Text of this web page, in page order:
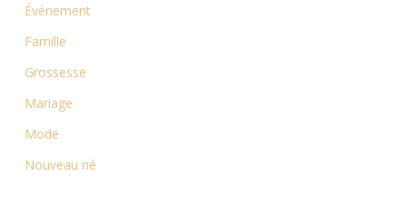
Événement
Famille
Grossesse
Mariage
Mode
Nouveau né